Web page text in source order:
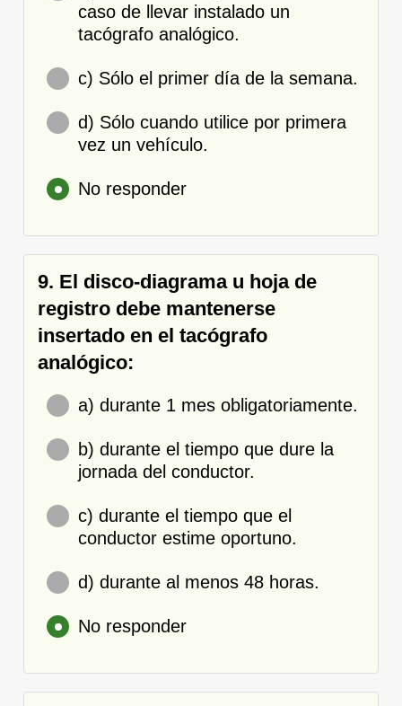
caso de llevar instalado un
tacógrafo analógico.
c) Sólo el primer día de la semana.
d) Sólo cuando utilice por primera
vez un vehículo.
No responder
9. El disco-diagrama u hoja de
registro debe mantenerse
insertado en el tacógrafo
analógico:
a) durante 1 mes obligatoriamente.
b) durante el tiempo que dure la
jornada del conductor.
c) durante el tiempo que el
conductor estime oportuno.
d) durante al menos 48 horas.
No responder